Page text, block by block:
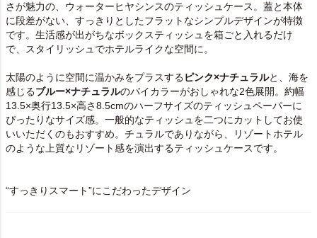
さが魅力の、ウォーターヒヤシンスのティッシュケース。蓋と本体
に段差がない、すっきりとしたフラットなシンプルデザインが特徴
です。生活感が出がちなボックスティッシュを箱ごと入れるだけ
で、スタイリッシュでホテルライクな空間に。
太陽のように空間に温かみをプラスするピンク×ナチュラルと、海を
感じるブルー×ナチュラルのバイカラーがおしゃれな2色展開。約幅
13.5×奥行13.5×高さ8.5cmのハーフサイズのティッシュペーパーに
ぴったりなサイズ感。一般的なティッシュを二つにカットしてお使
いいただくのもおすすめ。チュラルでありながら、リゾートホテル
のような上質なリゾート感を演出するティッシュケースです。
“すっきりスマート”にこだわったデザイン